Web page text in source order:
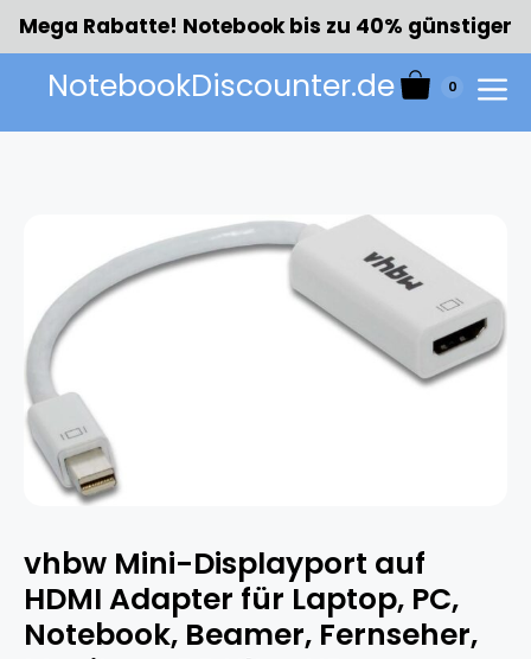
Zum
Inhalt
springen
Mega Rabatte! Notebook bis zu 40% günstiger
NotebookDiscounter.de 0
Menü
vhbw Mini-Displayport auf
HDMI Adapter für Laptop, PC,
Notebook, Beamer, Fernseher,